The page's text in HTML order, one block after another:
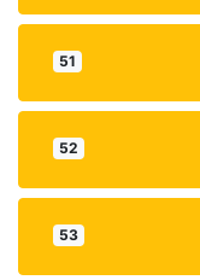
51
52
53